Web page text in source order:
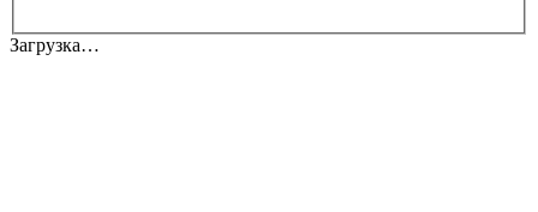
Загрузка…